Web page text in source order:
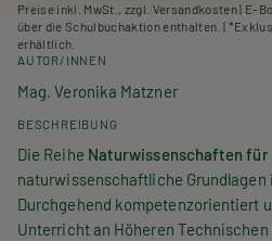
Preise inkl. MwSt., zzgl. Versandkosten | E-
über die Schulbuchaktion enthalten. |
erhältlich.
AUTOR/INNEN
Mag. Veronika Matzner
BESCHREIBUNG
Die Reihe Naturwissenschaften für
naturwissenschaftliche Grundlagen
Durchgehend kompetenzorientiert
Unterricht an Höheren